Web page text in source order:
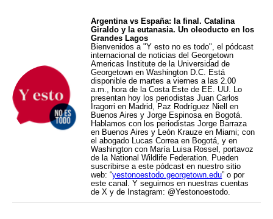
Argentina vs España: la final. Catalina
Giraldo y la eutanasia. Un oleoducto en los
Grandes Lagos
Bienvenidos a "Y esto no es todo", el pódcast
internacional de noticias del Georgetown
Americas Institute de la Universidad de
Georgetown en Washington D.C. Está
disponible de martes a viernes a las 2.00
a.m., hora de la Costa Este de EE. UU. Lo
presentan hoy los periodistas Juan Carlos
Iragorri en Madrid, Paz Rodríguez Niell en
Buenos Aires y Jorge Espinosa en Bogotá.
Hablamos con los periodistas Jorge Barraza
en Buenos Aires y León Krauze en Miami; con
el abogado Lucas Correa en Bogotá, y en
Washington con María Luisa Rossel, portavoz
de la National Wildlife Federation. Pueden
suscribirse a este pódcast en nuestro sitio
web: “yestonoestodo.georgetown.edu” o por
este canal. Y seguirnos en nuestras cuentas
de X y de Instagram: @Yestonoestodo.